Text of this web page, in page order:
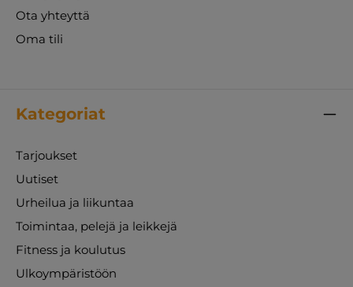
Ota yhteyttä
Oma tili
Kategoriat
Tarjoukset
Uutiset
Urheilua ja liikuntaa
Toimintaa, pelejä ja leikkejä
Fitness ja koulutus
Ulkoympäristöön